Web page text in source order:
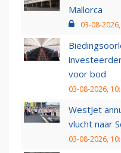
Mallorca
03-08-
voor bod
03-08-2026,
WestJet
vlucht naar
03-08-2026,